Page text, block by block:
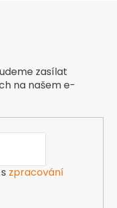
zasílat
na našem e-
zpracování